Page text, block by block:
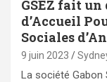
GSEZ fait
d’Accueil
Sociales
9 juin 2023
La société Gabon